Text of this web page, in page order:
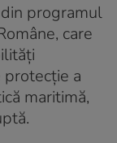
programul
care
a
maritimă,